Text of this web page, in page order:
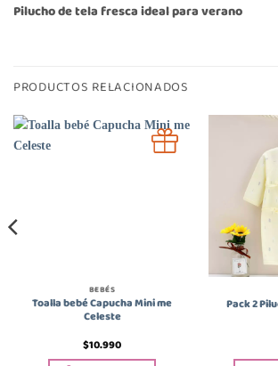
Pilucho de tela fresca ideal para verano
PRODUCTOS RELACIONADOS
BEBÉS
Toalla bebé Capucha Mini me
Celeste
$10.990
Pack 2